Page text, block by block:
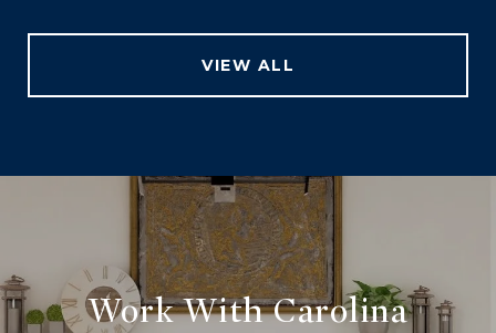
VIEW ALL
Work With Carolina